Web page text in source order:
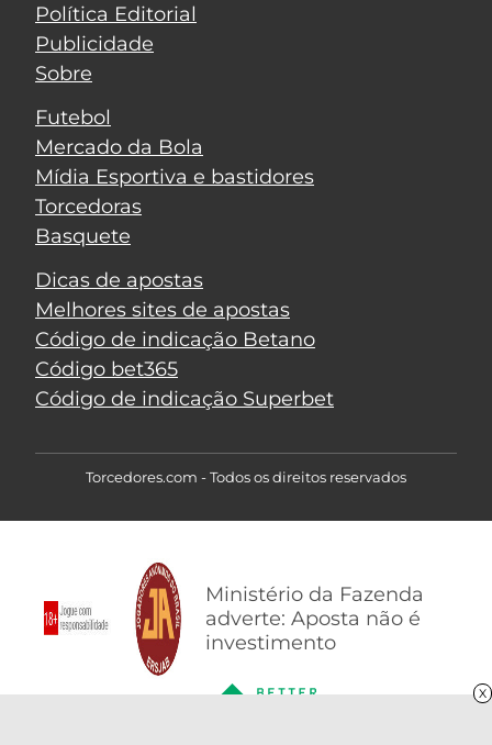
X
Política Editorial
Publicidade
Sobre
Futebol
Mercado da Bola
Mídia Esportiva e bastidores
Torcedoras
Basquete
Dicas de apostas
Melhores sites de apostas
Código de indicação Betano
Código bet365
Código de indicação Superbet
Torcedores.com - Todos os direitos reservados
Ministério da Fazenda
adverte: Aposta não é
investimento